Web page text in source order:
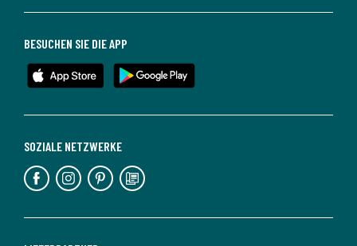
SOZIALE NETZWERKE
BESUCHEN SIE DIE APP